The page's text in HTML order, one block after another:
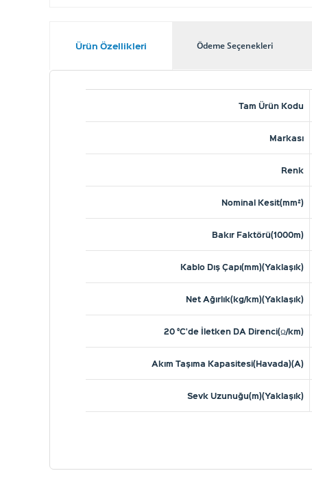
Ürün Özellikleri Ödeme Seçenekleri
Tam Ürün Kodu
Markası
Renk
Nominal Kesit(mm²)
Bakır Faktörü(1000m)
Kablo Dış Çapı(mm)(Yaklaşık)
Net Ağırlık(kg/km)(Yaklaşık)
20 °C'de İletken DA Direnci(Ω/km)
Akım Taşıma Kapasitesi(Havada)(A)
Sevk Uzunuğu(m)(Yaklaşık)